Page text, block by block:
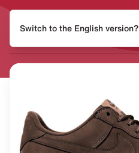
MVMNT
Switch to the English version?